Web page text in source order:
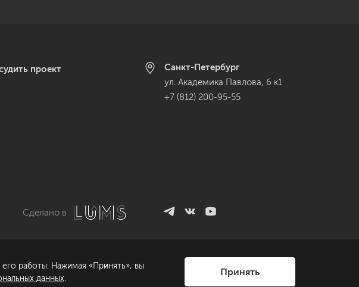
проект
Санкт-Петербург
ул. Академика Павлова, 6 к1
+7 (812) 200-95-55
Сделано в
работы. Нажимая «Принять», вы
данных.
Принять